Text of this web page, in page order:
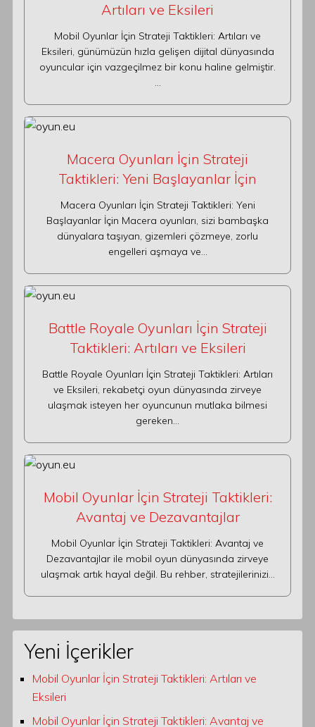
Artıları ve Eksileri
Mobil Oyunlar İçin Strateji Taktikleri: Artıları ve
Eksileri, günümüzün hızla gelişen dijital dünyasında
oyuncular için vazgeçilmez bir konu haline gelmiştir.
…
Macera Oyunları İçin Strateji
Taktikleri: Yeni Başlayanlar İçin
Macera Oyunları İçin Strateji Taktikleri: Yeni
Başlayanlar İçin Macera oyunları, sizi bambaşka
dünyalara taşıyan, gizemleri çözmeye, zorlu
engelleri aşmaya ve…
Battle Royale Oyunları İçin Strateji
Taktikleri: Artıları ve Eksileri
Battle Royale Oyunları İçin Strateji Taktikleri: Artıları
ve Eksileri, rekabetçi oyun dünyasında zirveye
ulaşmak isteyen her oyuncunun mutlaka bilmesi
gereken…
Mobil Oyunlar İçin Strateji Taktikleri:
Avantaj ve Dezavantajlar
Mobil Oyunlar İçin Strateji Taktikleri: Avantaj ve
Dezavantajlar ile mobil oyun dünyasında zirveye
ulaşmak artık hayal değil. Bu rehber, stratejilerinizi…
Yeni İçerikler
Mobil Oyunlar İçin Strateji Taktikleri: Artıları ve
Eksileri
Mobil Oyunlar İçin Strateji Taktikleri: Avantaj ve